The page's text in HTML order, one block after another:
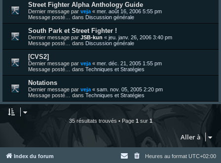
Street Fighter Alpha Anthology Guide
Dernier message par veja « mer. août 16, 2006 5:55 pm
Message posté… dans Discussion générale
South Park et Street Fighter !
Dernier message par JSB-kun « jeu. janv. 26, 2006 3:40 pm
Message posté… dans Discussion générale
[CVS2]
Dernier message par veja « mer. déc. 21, 2005 1:55 pm
Message posté… dans Techniques et Stratégies
Notations
Dernier message par veja « sam. nov. 05, 2005 2:20 pm
Message posté… dans Techniques et Stratégies
35 résultats trouvés • Page 1 sur 1
Aller à
Index du forum Heures au format UTC+02:00